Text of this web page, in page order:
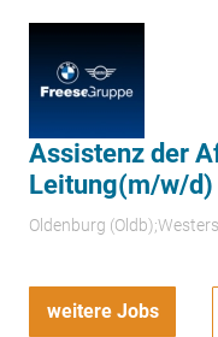
Assistenz der
Leitung(m/w/d)
Oldenburg
weitere Jobs